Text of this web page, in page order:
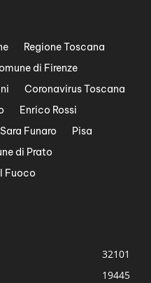
Regione Toscana
di Firenze
Coronavirus Toscana
Enrico Rossi
Sara Funaro
Pisa
di Prato
Fuoco
32101
19445